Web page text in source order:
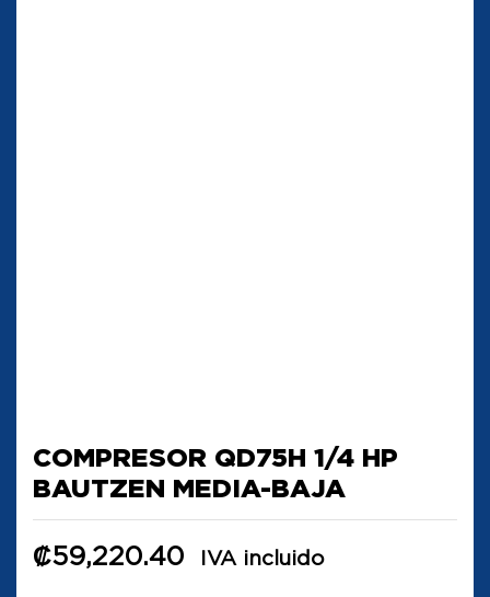
COMPRESOR QD75H 1/4 HP
BAUTZEN MEDIA-BAJA
₡59,220.40 IVA incluido